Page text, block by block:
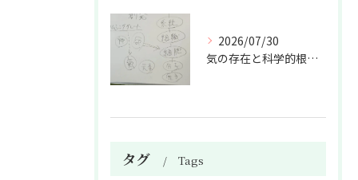
2026/07/30
気の存在と科学的根拠の授業
タグ Tags